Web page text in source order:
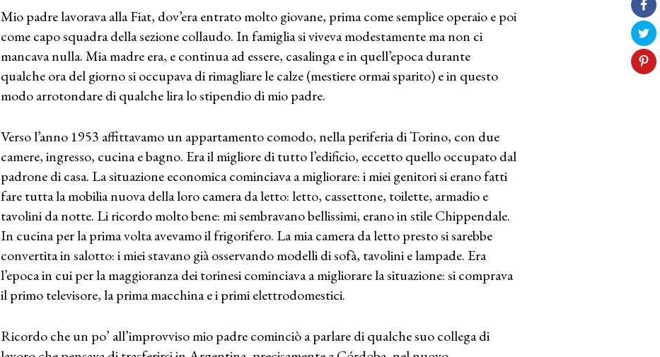
Mio padre lavorava alla Fiat, dov’era entrato molto giovane, prima come semplice operaio e poi
come capo squadra della sezione collaudo. In famiglia si viveva modestamente ma non ci
mancava nulla. Mia madre era, e continua ad essere, casalinga e in quell’epoca durante
qualche ora del giorno si occupava di rimagliare le calze (mestiere ormai sparito) e in questo
modo arrotondare di qualche lira lo stipendio di mio padre.
Verso l’anno 1953 affittavamo un appartamento comodo, nella periferia di Torino, con due
camere, ingresso, cucina e bagno. Era il migliore di tutto l’edificio, eccetto quello occupato dal
padrone di casa. La situazione economica cominciava a migliorare: i miei genitori si erano fatti
fare tutta la mobilia nuova della loro camera da letto: letto, cassettone, toilette, armadio e
tavolini da notte. Li ricordo molto bene: mi sembravano bellissimi, erano in stile Chippendale.
In cucina per la prima volta avevamo il frigorifero. La mia camera da letto presto si sarebbe
convertita in salotto: i miei stavano già osservando modelli di sofà, tavolini e lampade. Era
l’epoca in cui per la maggioranza dei torinesi cominciava a migliorare la situazione: si comprava
il primo televisore, la prima macchina e i primi elettrodomestici.
Ricordo che un po’ all’improvviso mio padre cominciò a parlare di qualche suo collega di